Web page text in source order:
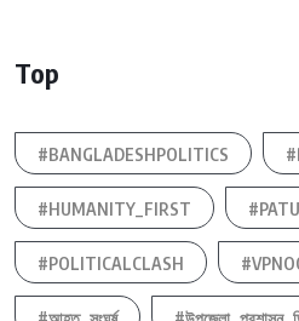
Top
#BANGLADESHPOLITICS
#HUMANITY_FIRST
#POLITICALCLASH